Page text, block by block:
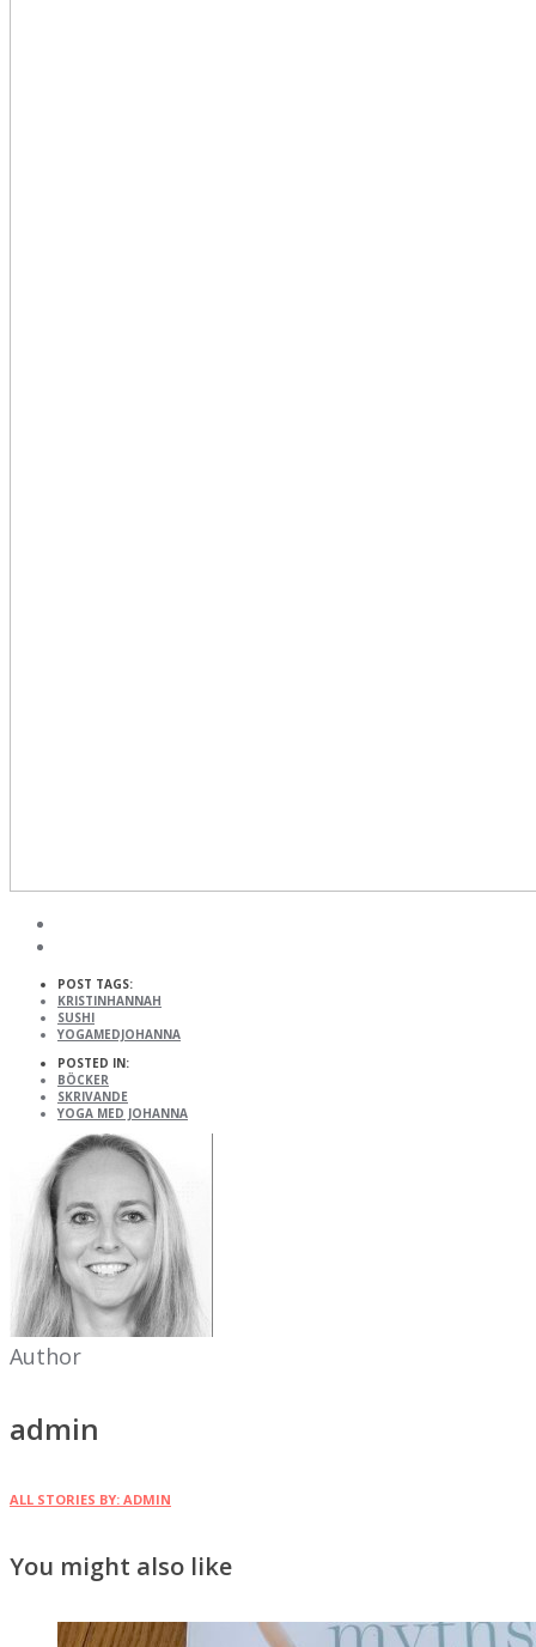
POST TAGS:
KRISTINHANNAH
SUSHI
YOGAMEDJOHANNA
POSTED IN:
BÖCKER
SKRIVANDE
YOGA MED JOHANNA
Author
admin
ALL STORIES BY: ADMIN
You might also like